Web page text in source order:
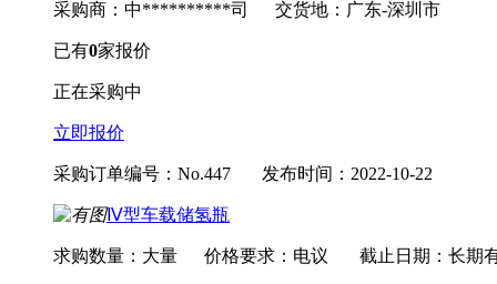
采购商：中**********司 交货地：广东-深圳市
已有0家报价
正在采购中
立即报价
采购订单编号：No.447 发布时间：2022-10-22
Ⅳ型车载储氢瓶
求购数量：大量 价格要求：电议 截止日期：长期